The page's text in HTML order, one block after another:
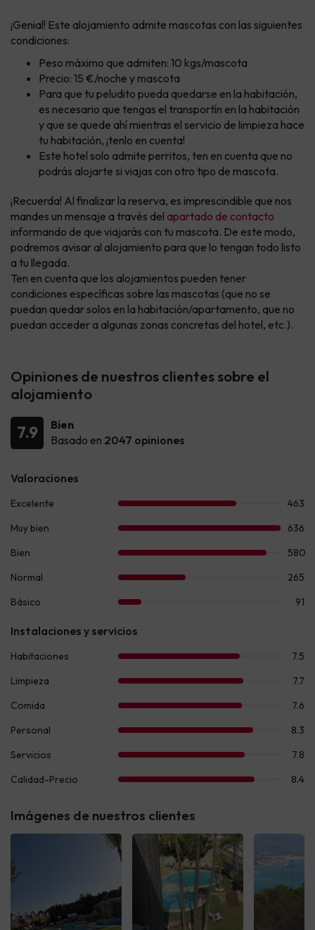
¡Genial! Este alojamiento admite mascotas con las siguientes
condiciones:
Peso máximo que admiten: 10 kgs/mascota
Precio: 15 €/noche y mascota
Para que tu peludito pueda quedarse en la habitación,
es necesario que tengas el transportín en la habitación
y que se quede ahí mientras el servicio de limpieza hace
tu habitación, ¡tenlo en cuenta!
Este hotel solo admite perritos, ten en cuenta que no
podrás alojarte si viajas con otro tipo de mascota.
¡Recuerda! Al finalizar la reserva, es imprescindible que nos
mandes un mensaje a través del apartado de contacto
informando de que viajarás con tu mascota. De este modo,
podremos avisar al alojamiento para que lo tengan todo listo
a tu llegada.
Ten en cuenta que los alojamientos pueden tener
condiciones específicas sobre las mascotas (que no se
puedan quedar solos en la habitación/apartamento, que no
puedan acceder a algunas zonas concretas del hotel, etc.).
Opiniones de nuestros clientes sobre el
alojamiento
7.9
Bien
Basado en 2047 opiniones
Imágenes de nuestros clientes